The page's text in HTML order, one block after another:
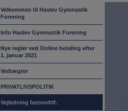
Velkommen til Haslev Gymnastik
Forening
Info Haslev Gymnastik Forening
Nye regler ved Online betaling efter
1. januar 2021
Vedtægter
PRIVATLIVSPOLITIK
Vejledning fastnedtlf.